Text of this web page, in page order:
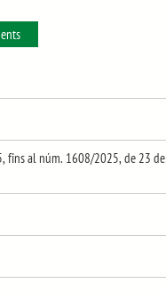
fins al núm. 1608/2025, de 23 de